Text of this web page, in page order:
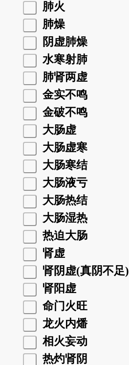
肺火
肺燥
阴虚肺燥
水寒射肺
肺肾两虚
金实不鸣
金破不鸣
大肠虚
大肠虚寒
大肠寒结
大肠液亏
大肠热结
大肠湿热
热迫大肠
肾虚
肾阴虚(真阴不足)
肾阳虚
命门火旺
龙火内燔
相火妄动
热灼肾阴